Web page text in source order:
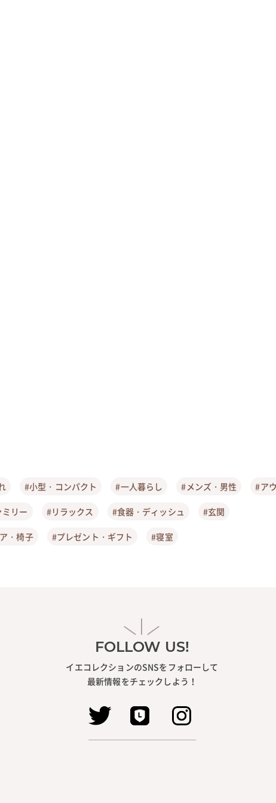
#小型・コンパクト #一人暮らし #メンズ・男性 #ア
リー #リラックス #食器・ディッシュ #玄関
・椅子 #プレゼント・ギフト #寝室
FOLLOW US!
イエコレクションのSNSをフォローして
最新情報をチェックしよう！